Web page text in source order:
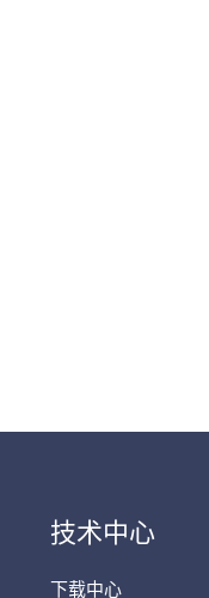
技术中心
下载中心